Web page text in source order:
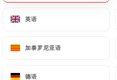
菜单
英语
加泰罗尼亚语
德语
英语
加泰罗尼亚语
德语